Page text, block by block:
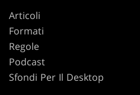
Articoli
Formati
Regole
Podcast
Sfondi Per Il Desktop